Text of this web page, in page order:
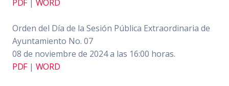
PDF| WORD
Orden del Día de la Sesión Pública Extraordinaria de
Ayuntamiento No. 07
08 de noviembre de 2024 a las 16:00 horas.
PDF| WORD